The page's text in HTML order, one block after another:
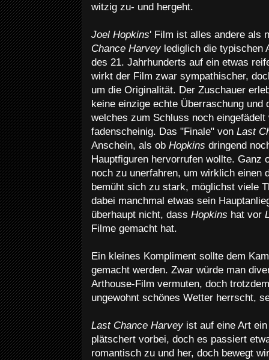
witzig zu- und hergeht.
Joel Hopkins' Film ist alles andere als
Chance Harvey lediglich die typischen
des 21. Jahrhunderts auf ein etwas
wirkt der Film zwar sympathischer,
um die Originalität. Der Zuschauer
keine einzige echte Überraschung und
welches zum Schluss noch
fadenscheinig. Das "Finale" von Last
Anschein, als ob Hopkins dringend
Hauptfiguren hervorrufen wollte. Ganz
noch zu unerfahren, um wirklich einen
bemüht sich zu stark, möglichst viele
dabei manchmal etwas sein
überhaupt nicht, dass Hopkins hat vor
Filme gemacht hat.
Ein kleines Kompliment sollte dem
gemacht werden. Zwar würde man
Arthouse-Film vermuten, doch
ungewohnt schönes Wetter herrscht,
Last Chance Harveyist auf eine Art
plätschert vorbei, doch es passiert
romantisch zu und her, doch bewegt